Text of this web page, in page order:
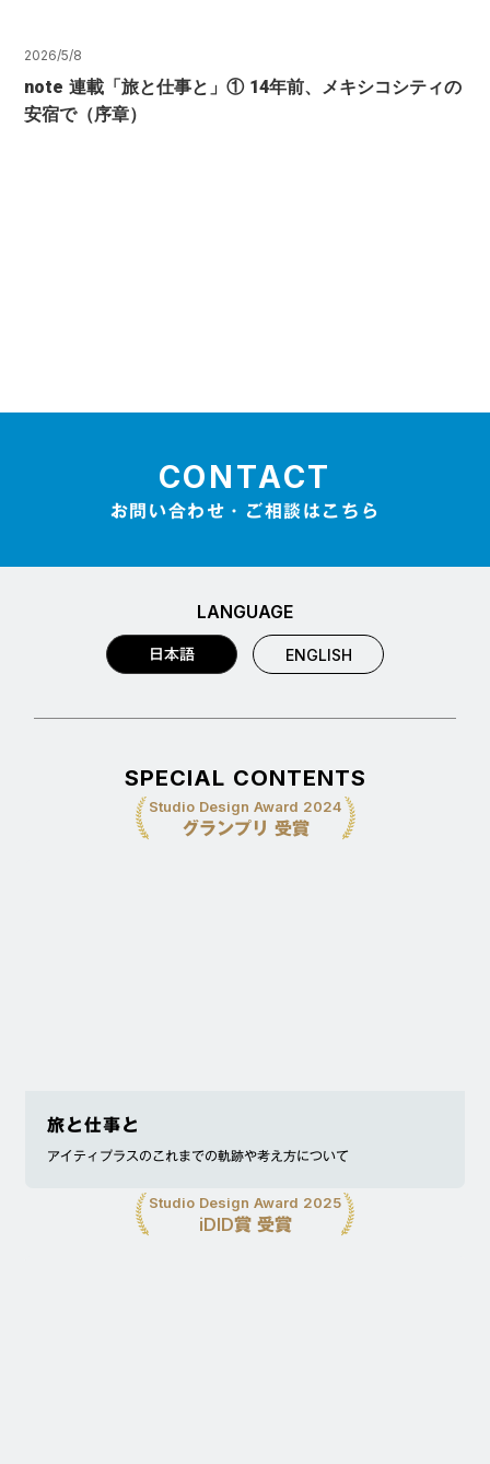
2026/5/8
note 連載「旅と仕事と」① 14年前、メキシコシティの
安宿で（序章）
CONTACT
お問い合わせ・ご相談はこちら
LANGUAGE
日本語 ENGLISH
SPECIAL CONTENTS
Studio Design Award 2024
グランプリ 受賞
旅と仕事と
アイティプラスのこれまでの軌跡や考え方について
Studio Design Award 2025
iDID賞 受賞